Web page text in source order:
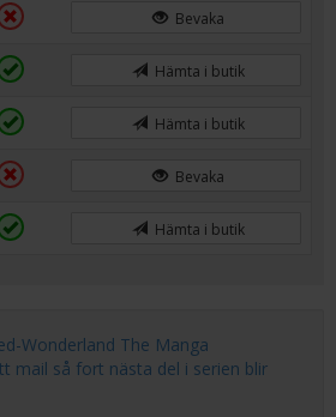
Bevaka
Hämta i butik
Hämta i butik
Bevaka
Hämta i butik
Wonderland The Manga
mail så fort nästa del i serien blir